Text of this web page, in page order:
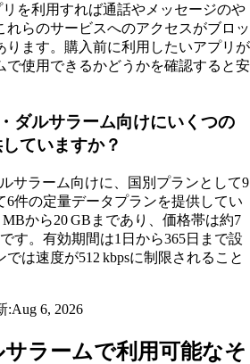
リを利用すれば通話やメッセージのや
れらのサービスへのアクセスがブロッ
ります。購入前に利用したいアプリが
で使用できるかどうかを確認すると安
ダルサラーム向けにいくつの
ていますか？
サラーム向けに、国別プランとして9
6件の定量データプランを提供してい
から20 GBまであり、価格帯は約7
す。有効期間は1日から365日まで設
は速度が512 kbpsに制限されること
:Aug 6, 2026
ラームで利用可能なそ